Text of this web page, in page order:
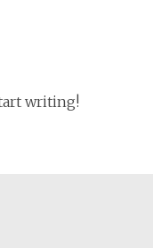
writing!